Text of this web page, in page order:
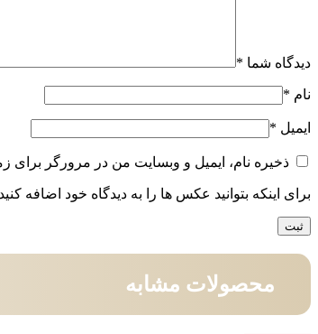
دیدگاه شما *
نام *
ایمیل *
ذخیره نام، ایمیل و وبسایت من در مرورگر برای
برای اینکه بتوانید عکس ها را به دیدگاه خود اضافه
محصولات مشابه